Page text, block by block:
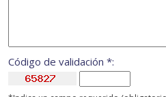
Código de validación *: